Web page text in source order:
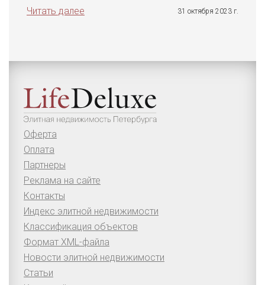
Читать далее
31 октября 2023 г.
Оферта
Оплата
Партнеры
Реклама на сайте
Контакты
Индекс элитной недвижимости
Классификация объектов
Формат XML-файла
Новости элитной недвижимости
Статьи